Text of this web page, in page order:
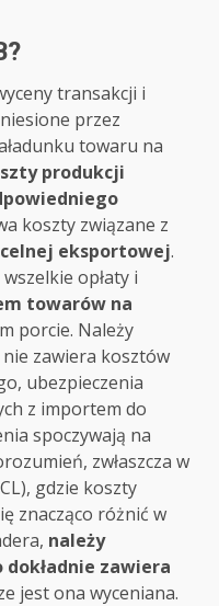
transakcji i
przez
towaru na
produkcji
koszty związane z
eksportowej.
opłaty i
towarów na
porcie. Należy
nie zawiera kosztów
ubezpieczenia
z importem do
spoczywają na
zwłaszcza w
gdzie koszty
znacząco różnić w
należy
dokładnie zawiera
jest ona wyceniana.